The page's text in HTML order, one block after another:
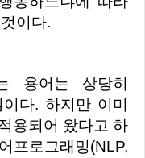
이다.
다. 하지만 이미
용되어 왔다고 하
로그래밍(NLP,